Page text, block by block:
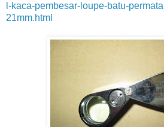
l-kaca-pembesar-loupe-batu-
21mm.html